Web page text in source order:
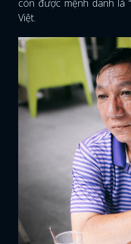
còn được mệnh danh là
Việt.